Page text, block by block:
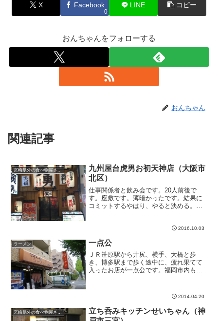
X Facebook
0
LINE コピー
おんちゃんをフォローする
おんちゃん
関連記事
宮崎県外の食べ物屋さん。
九州屋台虎男お初天神店（大阪市
北区）
仕事関係者と飲み会です。20人前後で
す。座敷です。薄暗かったです。結果に
コミットするやはり、やると決める。結
ますが、いつものように酔っ払ってしま
2016.10.03
ラーメン 一点公
ＪＲ笹原駅から井尻、横手、大橋と歩
き、博多駅まで歩く途中に、疲れ果てて
入ったお店が一点公です。福岡市内も本
間が本当に過ぎてしまったんだぁ～って
2014.04.20
立ち呑みキッチンせいちゃん（神